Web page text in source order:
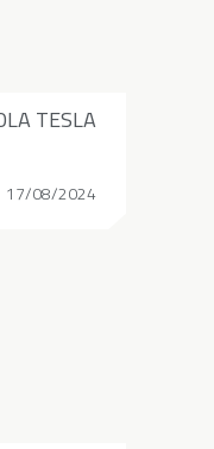
TESLA
17/08/2024